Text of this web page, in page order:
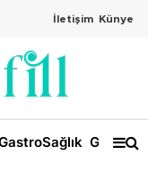
İletişim Künye